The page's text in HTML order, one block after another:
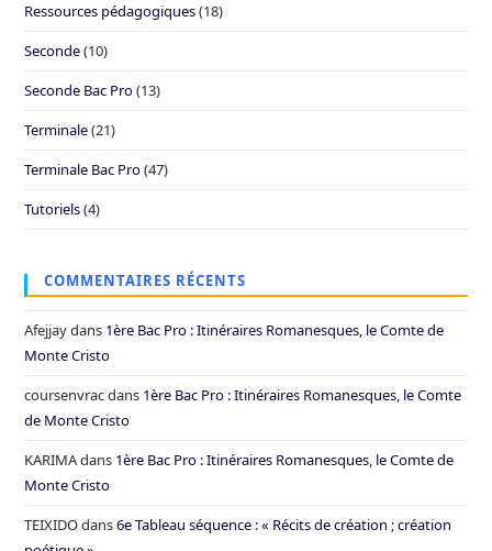
Ressources pédagogiques(18)
Seconde(10)
Seconde Bac Pro(13)
Terminale(21)
Terminale Bac Pro(47)
Tutoriels(4)
COMMENTAIRES RÉCENTS
Afejjaydans 1ère Bac Pro : Itinéraires Romanesques, le Comte de
Monte Cristo
coursenvracdans 1ère Bac Pro : Itinéraires Romanesques, le Comte
de Monte Cristo
KARIMAdans 1ère Bac Pro : Itinéraires Romanesques, le Comte de
Monte Cristo
TEIXIDOdans6e Tableau séquence : « Récits de création ; création